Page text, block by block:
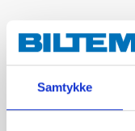
Samtykke